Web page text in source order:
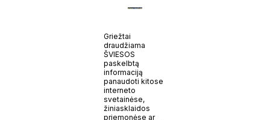
Griežtai
draudžiama
ŠVIESOS
paskelbtą
informaciją
panaudoti kitose
interneto
svetainėse,
žiniasklaidos
priemonėse ar